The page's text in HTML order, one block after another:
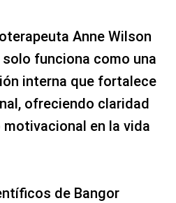
Anne Wilson
funciona como una
interna que fortalece
ofreciendo claridad
en la vida
de Bangor